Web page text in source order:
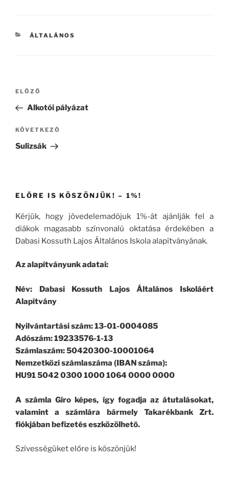
KATEGÓRIÁK
ÁLTALÁNOS
Bejegyzés
Korábbi
bejegyzés
ELŐZŐ
Alkotói pályázat
Következő
bejegyzés
KÖVETKEZŐ
Sulizsák
ELŐRE IS KÖSZÖNJÜK! – 1%!
Kérjük, hogy jövedelemadójuk 1%-át ajánlják fel a
diákok magasabb színvonalú oktatása érdekében a
Dabasi Kossuth Lajos Általános Iskola alapítványának.
Az alapítványunk adatai:
Név: Dabasi Kossuth Lajos Általános Iskoláért
Alapítvány
Nyilvántartási szám: 13-01-0004085
Adószám: 19233576-1-13
Számlaszám: 50420300-10001064
Nemzetközi számlaszáma (IBAN száma):
HU91 5042 0300 1000 1064 0000 0000
A számla Giro képes, így fogadja az átutalásokat,
valamint a számlára bármely Takarékbank Zrt.
fiókjában befizetés eszközölhető.
Szívességüket előre is köszönjük!